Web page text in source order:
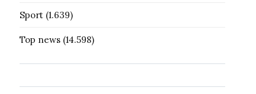
Sport(1.639)
Top news(14.598)